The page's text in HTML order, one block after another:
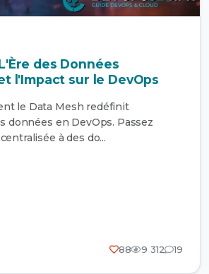
des Données
l'Impact sur le DevOps
le Data Mesh redéfinit
données en DevOps. Passez
à des do...
88 9 312 19